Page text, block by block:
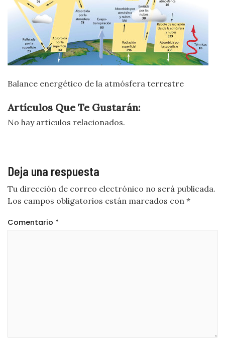
Balance energético de la atmósfera terrestre
Artículos Que Te Gustarán:
No hay artículos relacionados.
Deja una respuesta
Tu dirección de correo electrónico no será publicada.
Los campos obligatorios están marcados con *
Comentario *